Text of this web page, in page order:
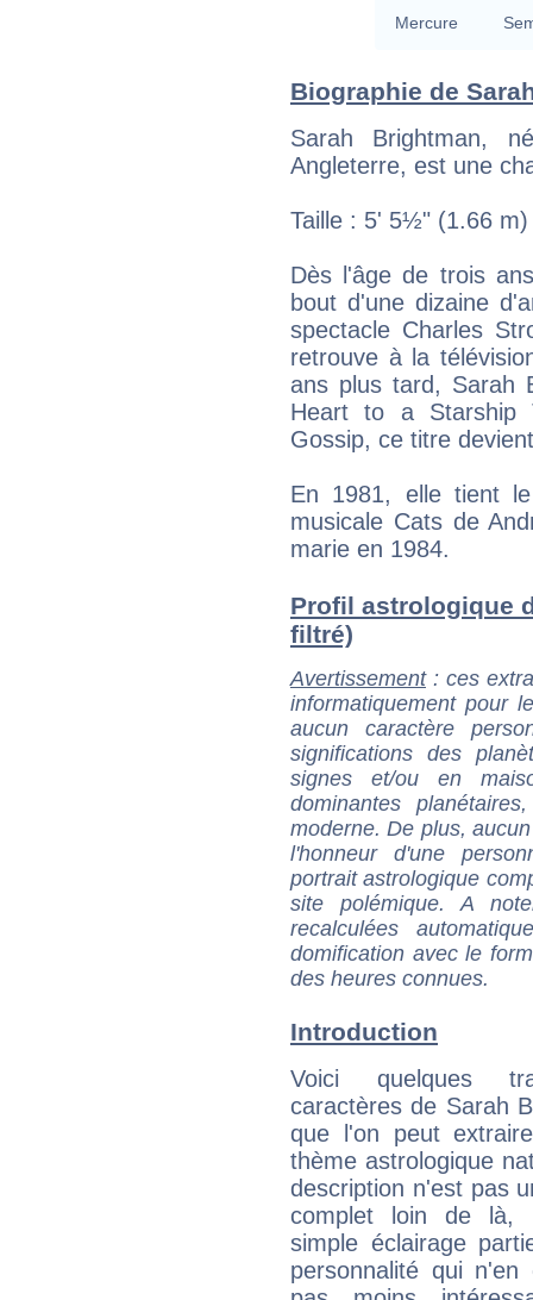
Mercure
Biographie de
Sarah Brightman,
Angleterre, est une
Taille : 5' 5½" (1.66 m)
Dès l'âge de trois
bout d'une dizaine
spectacle Charles
retrouve à la
ans plus tard, Sarah
Heart to a Starship
Gossip, ce titre
En 1981, elle tient
musicale Cats de
marie en 1984.
Profil astrologique
filtré)
Avertissement: ces
informatiquement pour
aucun caractère
significations des
signes et/ou en
dominantes
moderne. De plus,
l'honneur d'une
portrait astrologique
site polémique. A
recalculées
domification avec le
des heures connues.
Introduction
Voici quelques
caractères de Sarah
que l'on peut
thème astrologique
description n'est pas
complet loin de là,
simple éclairage
personnalité qui n'en